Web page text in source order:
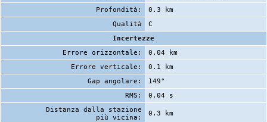
Profondità:
0.3 km
Qualità
C
Incertezze
Errore orizzontale:
0.04 km
Errore verticale:
0.1 km
Gap angolare:
149°
RMS:
0.04 s
Distanza dalla stazione
più vicina:
0.3 km